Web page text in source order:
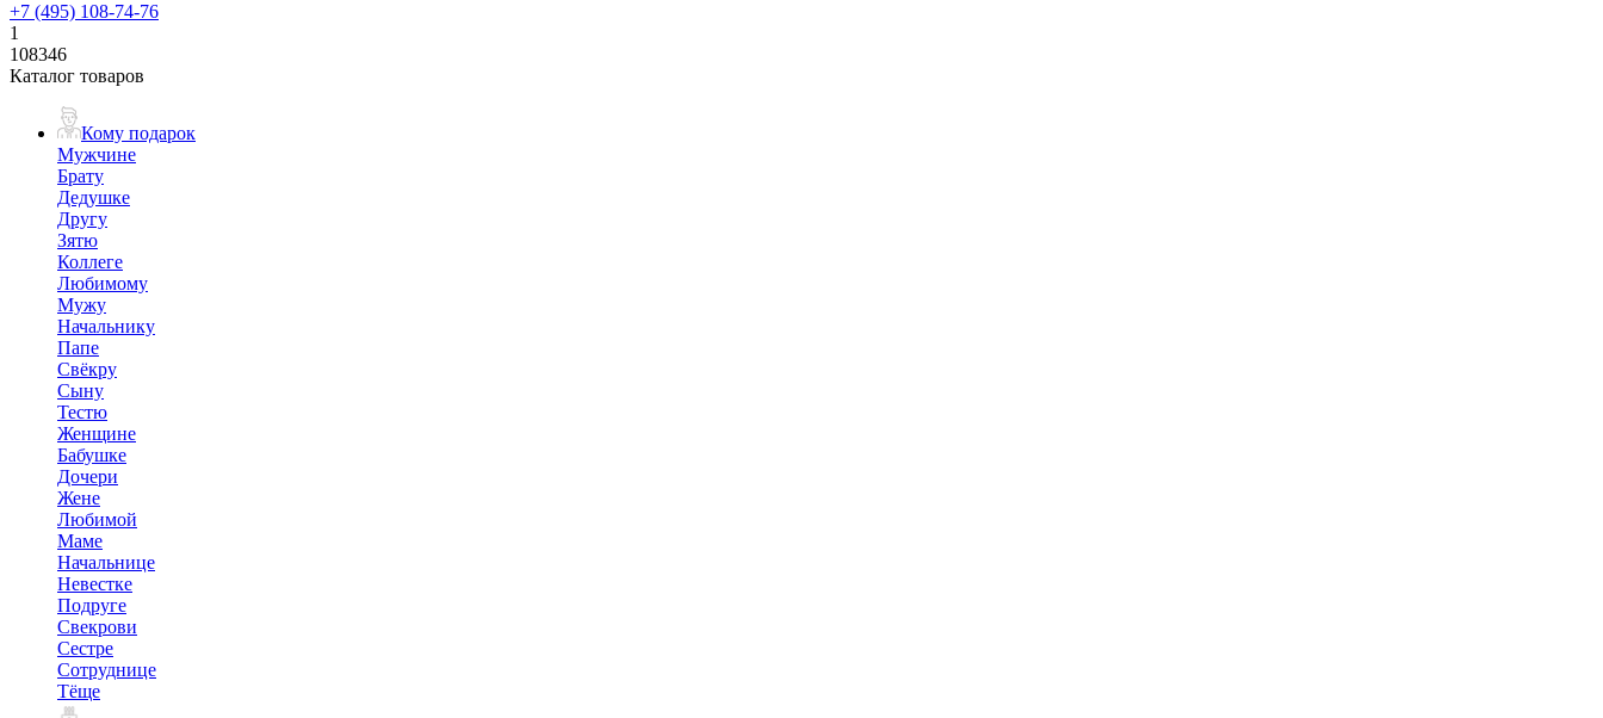
+7 (495) 108-74-76
1
108346
Каталог товаров
Кому подарок
Мужчине
Брату
Дедушке
Другу
Зятю
Коллеге
Любимому
Мужу
Начальнику
Папе
Свёкру
Сыну
Тестю
Женщине
Бабушке
Дочери
Жене
Любимой
Маме
Начальнице
Невестке
Подруге
Свекрови
Сестре
Сотруднице
Тёще